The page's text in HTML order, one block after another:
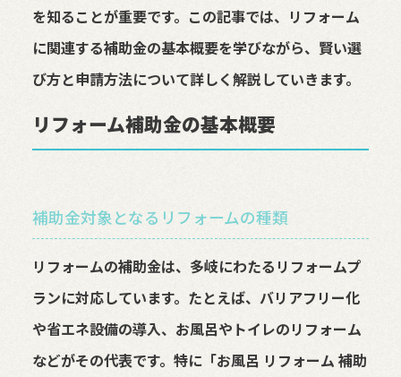
を知ることが重要です。この記事では、リフォーム
に関連する補助金の基本概要を学びながら、賢い選
び方と申請方法について詳しく解説していきます。
リフォーム補助金の基本概要
補助金対象となるリフォームの種類
リフォームの補助金は、多岐にわたるリフォームプ
ランに対応しています。たとえば、バリアフリー化
や省エネ設備の導入、お風呂やトイレのリフォーム
などがその代表です。特に「お風呂 リフォーム 補助